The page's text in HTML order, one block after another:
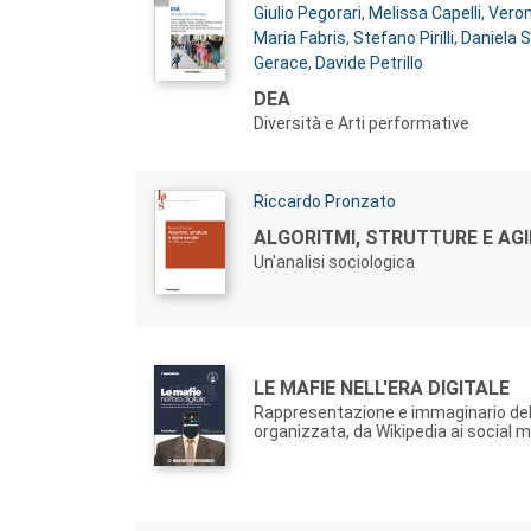
Giulio Pegorari, Melissa Capelli,
Maria Fabris, Stefano Pirilli, Daniela
Gerace, Davide Petrillo
Titolo:
DEA
Diversità e Arti performative
Autori:
Riccardo Pronzato
Titolo:
ALGORITMI, STRUTTURE E
Un'analisi sociologica
Autori:
Titolo:
LE MAFIE NELL'ERA DIGITALE
Rappresentazione e immaginario
organizzata, da Wikipedia ai social